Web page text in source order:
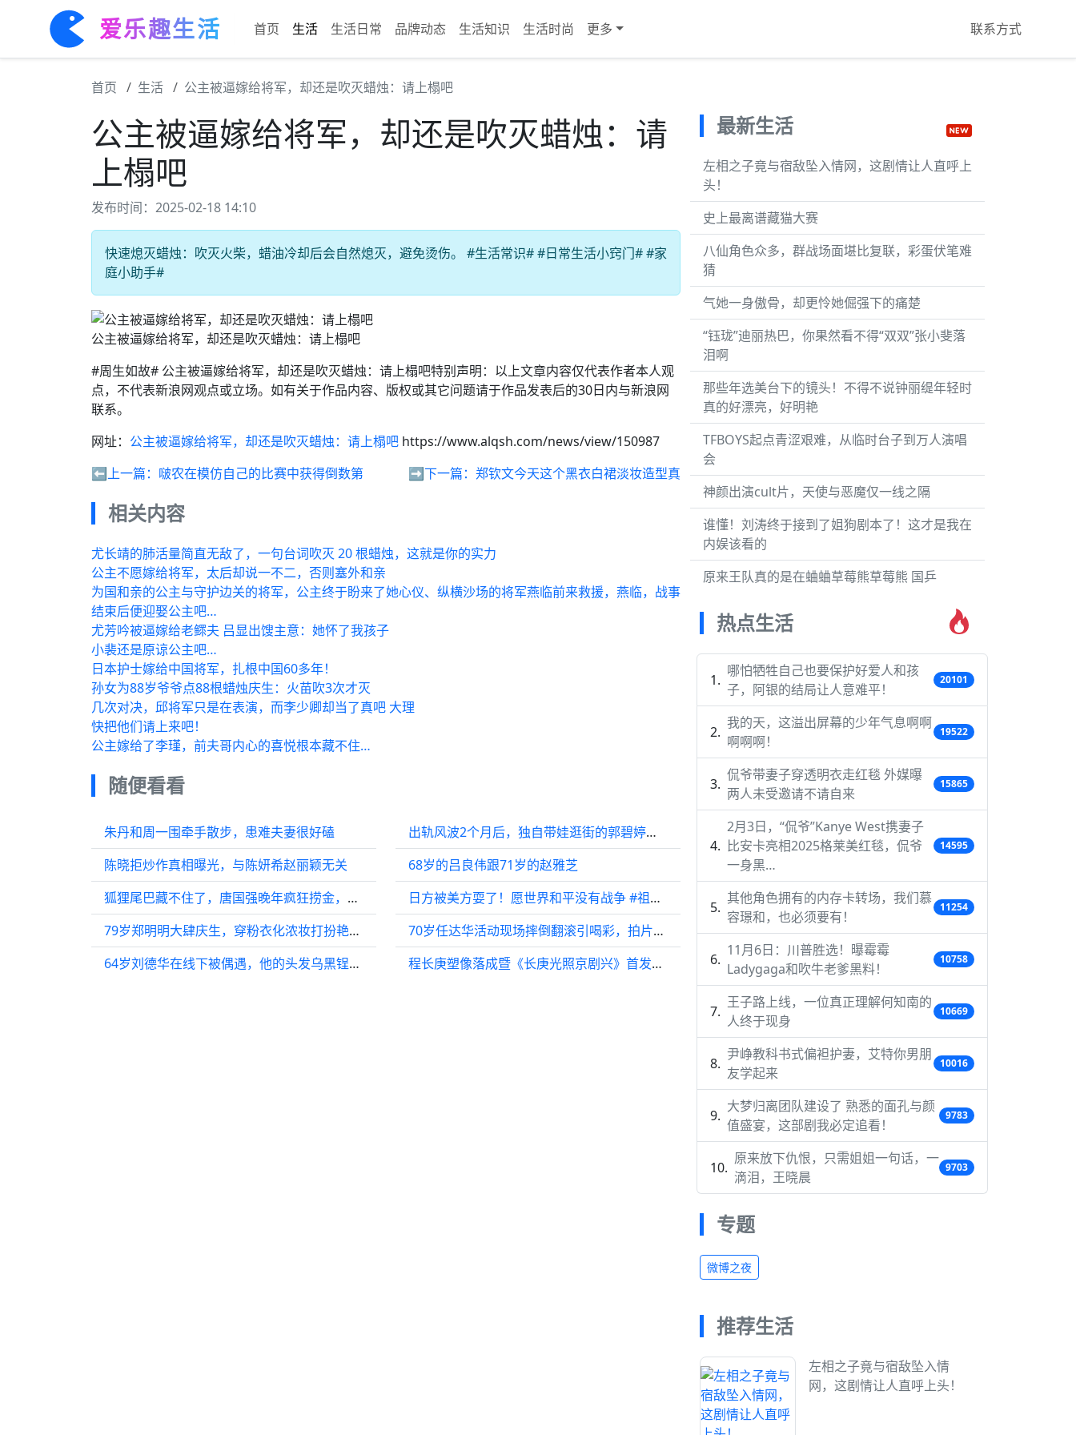
爱乐趣生活 首页 生活 生活日常 品牌动态 生活知识 生活时尚 更多 联系方式
首页 生活 公主被逼嫁给将军，却还是吹灭蜡烛：请上榻吧
公主被逼嫁给将军，却还是吹灭蜡烛：请
上榻吧
发布时间：2025-02-18 14:10
快速熄灭蜡烛：吹灭火柴，蜡油冷却后会自然熄灭，避免烫伤。 #生活常识# #日常生活小窍门# #家
庭小助手#
公主被逼嫁给将军，却还是吹灭蜡烛：请上榻吧
#周生如故# 公主被逼嫁给将军，却还是吹灭蜡烛：请上榻吧特别声明：以上文章内容仅代表作者本人观
点，不代表新浪网观点或立场。如有关于作品内容、版权或其它问题请于作品发表后的30日内与新浪网
联系。
网址： 公主被逼嫁给将军，却还是吹灭蜡烛：请上榻吧 https://www.alqsh.com/news/view/150987
⬅️上一篇： 啵农在模仿自己的比赛中获得倒数第 ➡️下一篇： 郑钦文今天这个黑衣白裙淡妆造型真
相关内容
尤长靖的肺活量简直无敌了，一句台词吹灭 20 根蜡烛，这就是你的实力
公主不愿嫁给将军，太后却说一不二，否则塞外和亲
为国和亲的公主与守护边关的将军，公主终于盼来了她心仪、纵横沙场的将军燕临前来救援，燕临，战事
结束后便迎娶公主吧…
尤芳吟被逼嫁给老鳏夫 吕显出馊主意：她怀了我孩子
小裴还是原谅公主吧…
日本护士嫁给中国将军，扎根中国60多年！
孙女为88岁爷爷点88根蜡烛庆生：火苗吹3次才灭
几次对决，邱将军只是在表演，而李少卿却当了真吧 大理
快把他们请上来吧！
公主嫁给了李瑾，前夫哥内心的喜悦根本藏不住…
随便看看
朱丹和周一围牵手散步，患难夫妻很好磕
陈晓拒炒作真相曝光，与陈妍希赵丽颖无关
狐狸尾巴藏不住了，唐国强晚年疯狂捞金，背后原因被扒不是为儿子
79岁郑明明大肆庆生，穿粉衣化浓妆打扮艳丽，丈夫罕露脸面无表情
64岁刘德华在线下被偶遇，他的头发乌黑锃亮，面带笑容，像40多岁
出轨风波2个月后，独自带娃逛街的郭碧婷，揭开了向佐仅剩的体面
68岁的吕良伟跟71岁的赵雅芝
日方被美方耍了！愿世界和平没有战争 #祖国万岁
70岁任达华活动现场摔倒翻滚引喝彩，拍片300部自律出名
程长庚塑像落成暨《长庚光照京剧兴》首发仪式在潜山举行
最新生活
左相之子竟与宿敌坠入情网，这剧情让人直呼上
头！
史上最离谱藏猫大赛
八仙角色众多，群战场面堪比复联，彩蛋伏笔难
猜
气她一身傲骨，却更怜她倔强下的痛楚
“钰珑”迪丽热巴，你果然看不得“双双”张小斐落
泪啊
那些年选美台下的镜头！不得不说钟丽缇年轻时
真的好漂亮，好明艳
TFBOYS起点青涩艰难，从临时台子到万人演唱
会
神颜出演cult片，天使与恶魔仅一线之隔
谁懂！刘涛终于接到了姐狗剧本了！这才是我在
内娱该看的
原来王队真的是在蛐蛐草莓熊草莓熊 国乒
热点生活
哪怕牺牲自己也要保护好爱人和孩
子，阿银的结局让人意难平！
20101
我的天，这溢出屏幕的少年气息啊啊
啊啊啊！
19522
侃爷带妻子穿透明衣走红毯 外媒曝
两人未受邀请不请自来
15865
2月3日，“侃爷”Kanye West携妻子
比安卡亮相2025格莱美红毯，侃爷
一身黑…
14595
其他角色拥有的内存卡转场，我们慕
容璟和，也必须要有！
11254
11月6日：川普胜选！曝霉霉
Ladygaga和吹牛老爹黑料！
10758
王子路上线，一位真正理解何知南的
人终于现身
10669
尹峥教科书式偏袒护妻，艾特你男朋
友学起来
10016
大梦归离团队建设了 熟悉的面孔与颜
值盛宴，这部剧我必定追看！
9783
原来放下仇恨，只需姐姐一句话，一
滴泪，王晓晨
9703
专题
微博之夜
推荐生活
左相之子竟与宿敌坠入情
网，这剧情让人直呼上头！